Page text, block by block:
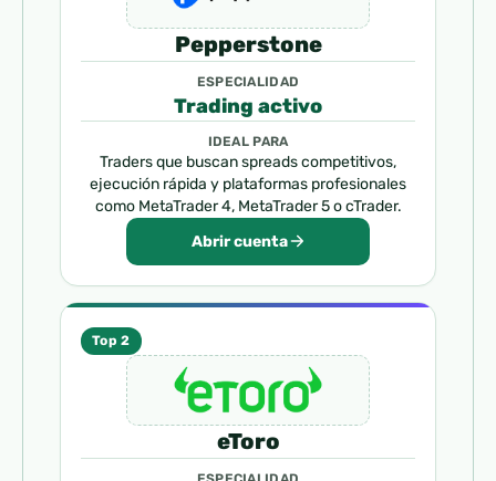
Pepperstone
ESPECIALIDAD
Trading activo
IDEAL PARA
Traders que buscan spreads competitivos,
ejecución rápida y plataformas profesionales
como MetaTrader 4, MetaTrader 5 o cTrader.
Abrir cuenta
Top 2
eToro